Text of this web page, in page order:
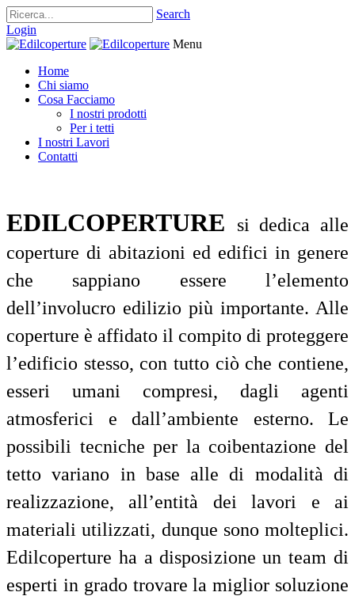
Search
Login
Menu
Home
Chi siamo
Cosa Facciamo
I nostri prodotti
Per i tetti
I nostri Lavori
Contatti
EDILCOPERTURE
si dedica alle
coperture di abitazioni ed edifici in genere
che sappiano essere l’elemento
dell’involucro edilizio più importante. Alle
coperture è affidato il compito di proteggere
l’edificio stesso, con tutto ciò che contiene,
esseri umani compresi, dagli agenti
atmosferici e dall’ambiente esterno. Le
possibili tecniche per la coibentazione del
tetto variano in base alle di modalità di
realizzazione, all’entità dei lavori e ai
materiali utilizzati, dunque sono molteplici.
Edilcoperture ha a disposizione un team di
esperti in grado trovare la miglior soluzione